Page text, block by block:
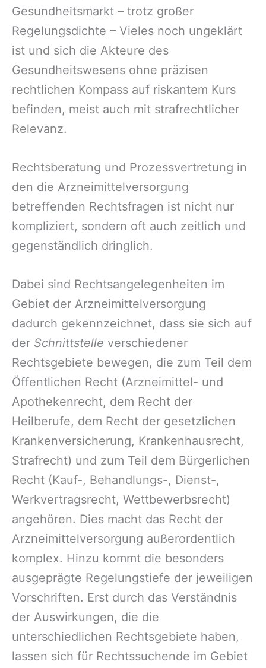
Gesundheitsmarkt – trotz großer
Regelungsdichte – Vieles noch ungeklärt
ist und sich die Akteure des
Gesundheitswesens ohne präzisen
rechtlichen Kompass auf riskantem Kurs
befinden, meist auch mit strafrechtlicher
Relevanz.
Rechtsberatung und Prozessvertretung in
den die Arzneimittelversorgung
betreffenden Rechtsfragen ist nicht nur
kompliziert, sondern oft auch zeitlich und
gegenständlich dringlich.
Dabei sind Rechtsangelegenheiten im
Gebiet der Arzneimittelversorgung
dadurch gekennzeichnet, dass sie sich auf
der Schnittstelle verschiedener
Rechtsgebiete bewegen, die zum Teil dem
Öffentlichen Recht (Arzneimittel- und
Apothekenrecht, dem Recht der
Heilberufe, dem Recht der gesetzlichen
Krankenversicherung, Krankenhausrecht,
Strafrecht) und zum Teil dem Bürgerlichen
Recht (Kauf-, Behandlungs-, Dienst-,
Werkvertragsrecht, Wettbewerbsrecht)
angehören. Dies macht das Recht der
Arzneimittelversorgung außerordentlich
komplex. Hinzu kommt die besonders
ausgeprägte Regelungstiefe der jeweiligen
Vorschriften. Erst durch das Verständnis
der Auswirkungen, die die
unterschiedlichen Rechtsgebiete haben,
lassen sich für Rechtssuchende im Gebiet